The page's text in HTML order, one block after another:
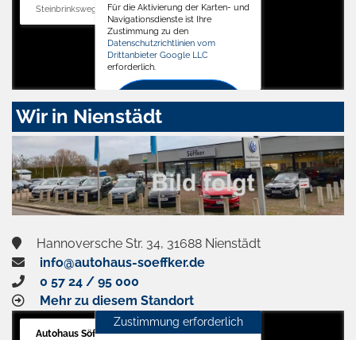
Steinbrinksweg 12, 31840 Hessisch Oldendorf
Für die Aktivierung der Karten- und
Navigationsdienste ist Ihre
Zustimmung zu den
Datenschutzrichtlinien vom
Drittanbieter Google LLC
erforderlich.
Zustimmen
aktivieren
Wir in Nienstädt
Hannoversche Str. 34, 31688 Nienstädt
info@autohaus-soeffker.de
0 57 24 / 95 000
Mehr zu diesem Standort
Autohaus Söffker GmbH
Zustimmung erforderlich